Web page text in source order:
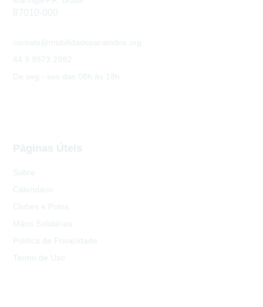
Páginas Úteis
Sobre
Calendário
Clubes e Polos
Mãos Solidárias
Política de Privacidade
Termo de Uso
87010-000
contato@mobilidadeparatodos.org
44 9 9973 2992
De seg - sex das 08h às 18h